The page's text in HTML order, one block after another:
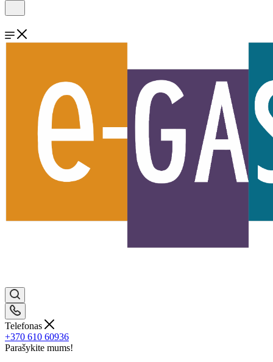
Telefonas
+370 610 60936
Parašykite mums!